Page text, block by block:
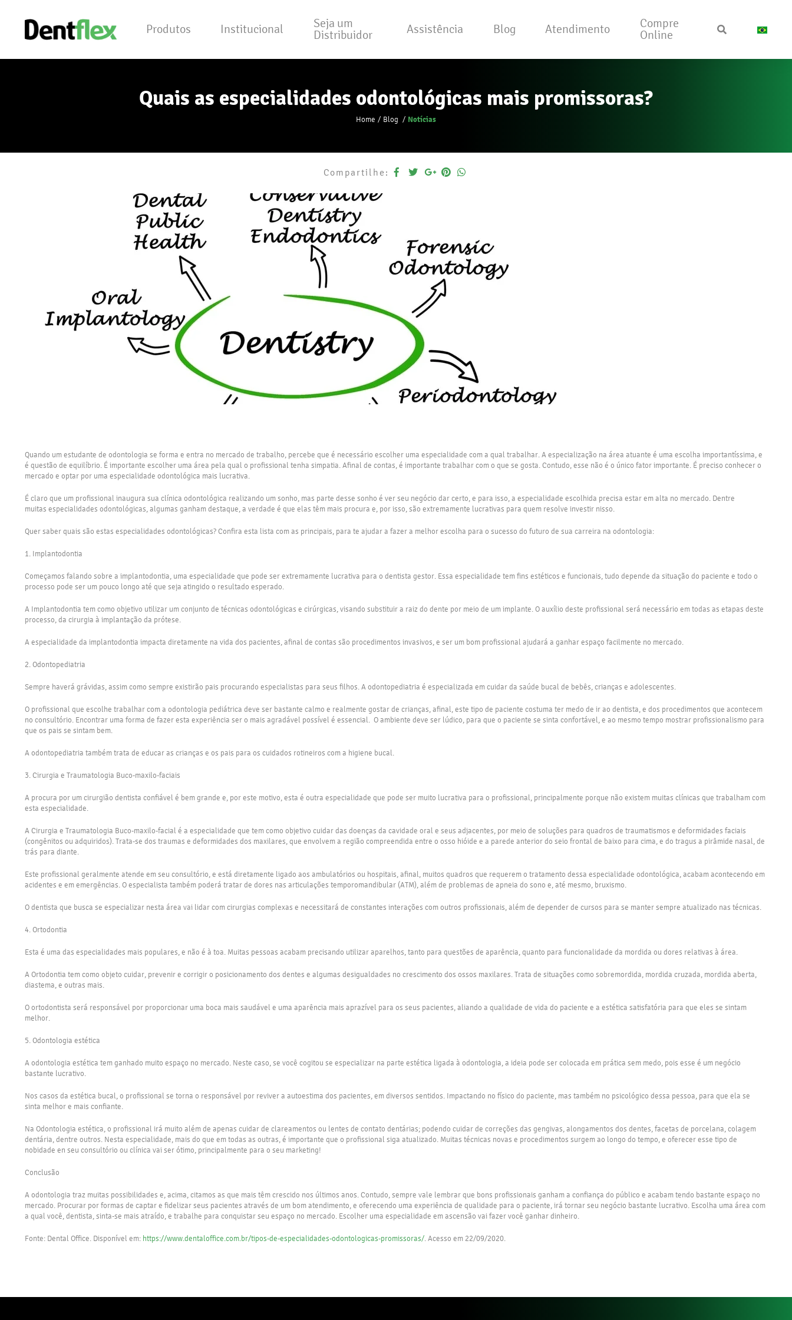
Produtos Institucional
Seja um
Distribuidor
Assistência Blog Atendimento
Compre
Online
Quais as especialidades odontológicas mais promissoras?
Home Blog Notícias
Compartilhe:
Quando um estudante de odontologia se forma e entra no mercado de trabalho, percebe que é necessário escolher uma especialidade com a qual trabalhar. A especialização na área atuante é uma escolha importantíssima, e
é questão de equilíbrio. É importante escolher uma área pela qual o profissional tenha simpatia. Afinal de contas, é importante trabalhar com o que se gosta. Contudo, esse não é o único fator importante. É preciso conhecer o
mercado e optar por uma especialidade odontológica mais lucrativa.
É claro que um profissional inaugura sua clínica odontológica realizando um sonho, mas parte desse sonho é ver seu negócio dar certo, e para isso, a especialidade escolhida precisa estar em alta no mercado. Dentre
muitas especialidades odontológicas, algumas ganham destaque, a verdade é que elas têm mais procura e, por isso, são extremamente lucrativas para quem resolve investir nisso.
Quer saber quais são estas especialidades odontológicas? Confira esta lista com as principais, para te ajudar a fazer a melhor escolha para o sucesso do futuro de sua carreira na odontologia:
1. Implantodontia
Começamos falando sobre a implantodontia, uma especialidade que pode ser extremamente lucrativa para o dentista gestor. Essa especialidade tem fins estéticos e funcionais, tudo depende da situação do paciente e todo o
processo pode ser um pouco longo até que seja atingido o resultado esperado.
A Implantodontia tem como objetivo utilizar um conjunto de técnicas odontológicas e cirúrgicas, visando substituir a raiz do dente por meio de um implante. O auxílio deste profissional será necessário em todas as etapas deste
processo, da cirurgia à implantação da prótese.
A especialidade da implantodontia impacta diretamente na vida dos pacientes, afinal de contas são procedimentos invasivos, e ser um bom profissional ajudará a ganhar espaço facilmente no mercado.
2. Odontopediatria
Sempre haverá grávidas, assim como sempre existirão pais procurando especialistas para seus filhos. A odontopediatria é especializada em cuidar da saúde bucal de bebês, crianças e adolescentes.
O profissional que escolhe trabalhar com a odontologia pediátrica deve ser bastante calmo e realmente gostar de crianças, afinal, este tipo de paciente costuma ter medo de ir ao dentista, e dos procedimentos que acontecem
no consultório. Encontrar uma forma de fazer esta experiência ser o mais agradável possível é essencial. O ambiente deve ser lúdico, para que o paciente se sinta confortável, e ao mesmo tempo mostrar profissionalismo para
que os pais se sintam bem.
A odontopediatria também trata de educar as crianças e os pais para os cuidados rotineiros com a higiene bucal.
3. Cirurgia e Traumatologia Buco-maxilo-faciais
A procura por um cirurgião dentista confiável é bem grande e, por este motivo, esta é outra especialidade que pode ser muito lucrativa para o profissional, principalmente porque não existem muitas clínicas que trabalham com
esta especialidade.
A Cirurgia e Traumatologia Buco-maxilo-facial é a especialidade que tem como objetivo cuidar das doenças da cavidade oral e seus adjacentes, por meio de soluções para quadros de traumatismos e deformidades faciais
(congênitos ou adquiridos). Trata-se dos traumas e deformidades dos maxilares, que envolvem a região compreendida entre o osso hióide e a parede anterior do seio frontal de baixo para cima, e do tragus a pirâmide nasal, de
trás para diante.
Este profissional geralmente atende em seu consultório, e está diretamente ligado aos ambulatórios ou hospitais, afinal, muitos quadros que requerem o tratamento dessa especialidade odontológica, acabam acontecendo em
acidentes e em emergências. O especialista também poderá tratar de dores nas articulações temporomandibular (ATM), além de problemas de apneia do sono e, até mesmo, bruxismo.
O dentista que busca se especializar nesta área vai lidar com cirurgias complexas e necessitará de constantes interações com outros profissionais, além de depender de cursos para se manter sempre atualizado nas técnicas.
4. Ortodontia
Esta é uma das especialidades mais populares, e não é à toa. Muitas pessoas acabam precisando utilizar aparelhos, tanto para questões de aparência, quanto para funcionalidade da mordida ou dores relativas à área.
A Ortodontia tem como objeto cuidar, prevenir e corrigir o posicionamento dos dentes e algumas desigualdades no crescimento dos ossos maxilares. Trata de situações como sobremordida, mordida cruzada, mordida aberta,
diastema, e outras mais.
O ortodontista será responsável por proporcionar uma boca mais saudável e uma aparência mais aprazível para os seus pacientes, aliando a qualidade de vida do paciente e a estética satisfatória para que eles se sintam
melhor.
5. Odontologia estética
A odontologia estética tem ganhado muito espaço no mercado. Neste caso, se você cogitou se especializar na parte estética ligada à odontologia, a ideia pode ser colocada em prática sem medo, pois esse é um negócio
bastante lucrativo.
Nos casos da estética bucal, o profissional se torna o responsável por reviver a autoestima dos pacientes, em diversos sentidos. Impactando no físico do paciente, mas também no psicológico dessa pessoa, para que ela se
sinta melhor e mais confiante.
Na Odontologia estética, o profissional irá muito além de apenas cuidar de clareamentos ou lentes de contato dentárias; podendo cuidar de correções das gengivas, alongamentos dos dentes, facetas de porcelana, colagem
dentária, dentre outros. Nesta especialidade, mais do que em todas as outras, é importante que o profissional siga atualizado. Muitas técnicas novas e procedimentos surgem ao longo do tempo, e oferecer esse tipo de
nobidade en seu consultório ou clínica vai ser ótimo, principalmente para o seu marketing!
Conclusão
A odontologia traz muitas possibilidades e, acima, citamos as que mais têm crescido nos últimos anos. Contudo, sempre vale lembrar que bons profissionais ganham a confiança do público e acabam tendo bastante espaço no
mercado. Procurar por formas de captar e fidelizar seus pacientes através de um bom atendimento, e oferecendo uma experiência de qualidade para o paciente, irá tornar seu negócio bastante lucrativo. Escolha uma área com
a qual você, dentista, sinta-se mais atraído, e trabalhe para conquistar seu espaço no mercado. Escolher uma especialidade em ascensão vai fazer você ganhar dinheiro.
Fonte: Dental Office. Disponível em: https://www.dentaloffice.com.br/tipos-de-especialidades-odontologicas-promissoras/ . Acesso em 22/09/2020.